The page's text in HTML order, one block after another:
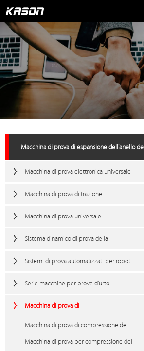
Macchina di prova di espansione dell'anello del
Macchina di prova elettronica universale
Macchina di prova di trazione
Macchina di prova universale
Sistema dinamico di prova della
Sistemi di prova automatizzati per robot
Serie macchine per prove d'urto
Macchina di prova di
Macchina di prova di compressione del
Macchina di prova per compressione del